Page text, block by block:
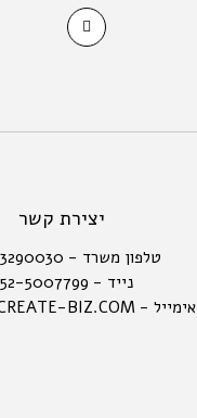
יצירת קשר
טלפון משרד - 077-3290030
נייד - 052-5007799
אימייל - YANIV@ICREATE-BIZ.COM